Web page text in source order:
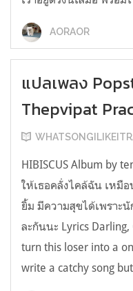
AORAOR
แปลเพลง
Thepvipat
HIBISCUS Album by
ให้เธอคลั่งไคล้ฉัน เหมื
ยิ้ม มีความสุขได้เพราะ
ละกันนะ Lyrics
turn this loser into a
write a catchy song